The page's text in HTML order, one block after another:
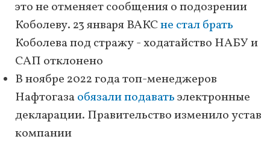
это не отменяет сообщения о подозрении
Коболеву. 23 января ВАКСне стал брать
Коболева под стражу - ходатайство НАБУ и
САП отклонено
В ноябре 2022 года топ-менеджеров
Нафтогазаобязали подаватьэлектронные
декларации. Правительство изменило устав
компании